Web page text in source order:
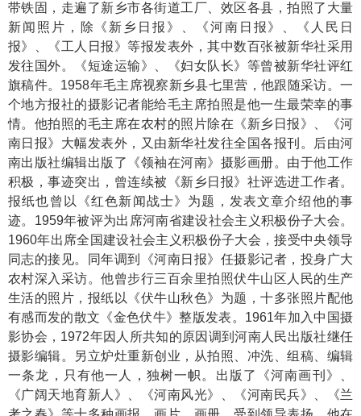
带铁固，走遍了新乡市各街道工厂、效区各县，拍照了大量
新闻照片，除《新乡日报》、《河南日报》、《人民日
报》、《工人日报》等报发表外，其中数百张被新华社采用
发往国外。《短途运输》、《妇女队长》等曾被新华社评红
旗稿件。1958年毛主席视察新乡县七里营，他跟随采访。一
个地方报社的摄影记者能给毛主席拍照是他一生最荣幸的事
情。他拍照的毛主席在农村的照片除在《新乡日报》、《河
南日报》大幅发表外，又由新华社发往全国各报刊。后由河
南出版社编辑出版了《领袖在河南》摄影画册。由于他工作
积极，事迹突出，曾连续被《新乡日报》社评选进工作者。
报纸也曾以《红色新闻战士》为题，发表文章介绍他的事
迹。1959年被评为出席河南省建设社会主义积极份子大会。
1960年出席全国建设社会主义积极份子大会，接受中央领导
同志的接见。同年调到《河南日报》任摄影记者，投身广大
农村深入采访。他曾步行三百余里拍照伏牛山区人民的生产
生活的照片，报纸以《伏牛山秋色》为题，十多张照片配他
有感而发的散文《金色伏牛》整版发表。1961年加入中国摄
影协会，1972年因人所共知的原因调到河南人民出版社继任
摄影编辑。另立炉灶重新创业，从拍照、冲洗、组稿、编辑
一条龙，只有他一人，独树一帜。出版了《河南画刊》、
《广阔天地育新人》、《河南风光》、《河南民兵》、《兰